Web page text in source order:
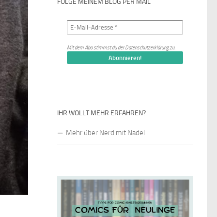
FOLGE MEINEM BLOG PER MAIL
Mit dem Abo stimmst du derDatenschutzerklärungzu.
IHR WOLLT MEHR ERFAHREN?
Mehr über Nerd mit Nadel